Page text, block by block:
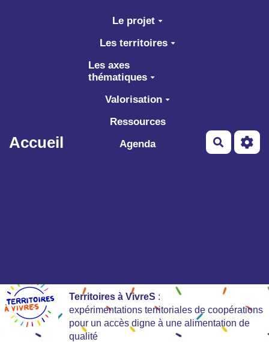
Aller au contenu principal
Accueil
Le projet
Les territoires
Les axes
thématiques
Valorisation
Ressources
Agenda
Territoires à VivreS :
expérimentations territoriales de coopérations
pour un accès digne à une alimentation de
qualité